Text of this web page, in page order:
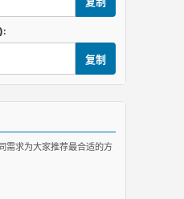
复制
需求为大家推荐最合适的方